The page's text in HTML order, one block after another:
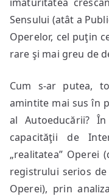
Sensului (atât a
Operelor, cel puţin
rare şi mai greu de
Cum s-ar putea,
amintite mai sus în
al Autoeducării?
capacităţii de
„realitatea” Operei
registrului serios
Operei), prin